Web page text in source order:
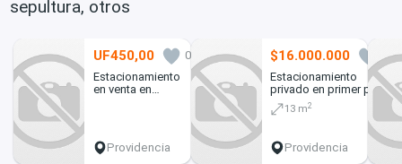
sepultura, otros
UF450,00
0
Estacionamiento
en venta en
Providencia
$16.000.000
0
Estacionamiento
privado en primer piso
(133839)
13 m2
Providencia